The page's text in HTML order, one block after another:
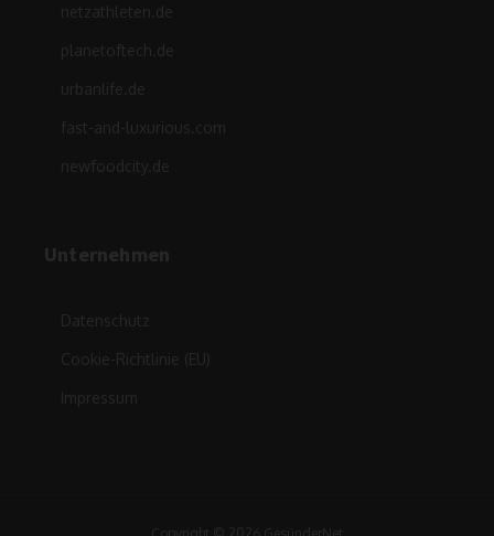
netzathleten.de
planetoftech.de
urbanlife.de
fast-and-luxurious.com
newfoodcity.de
Unternehmen
Datenschutz
Cookie-Richtlinie (EU)
Impressum